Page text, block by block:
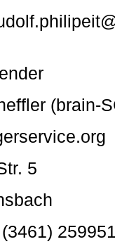
(brain-
5